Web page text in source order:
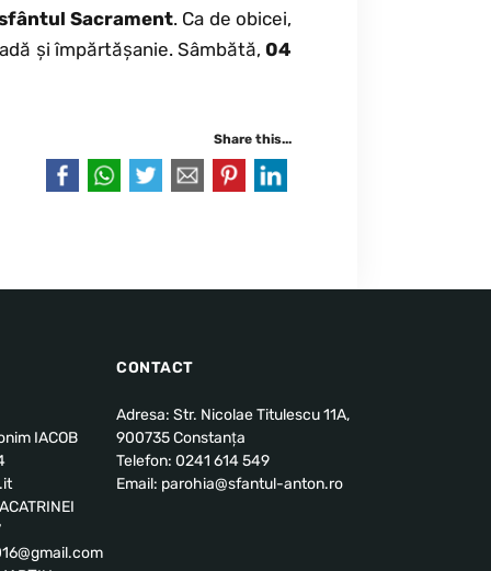
Sacrament. Ca de obicei,
și împărtășanie. Sâmbătă, 04
Share this...
IACOB
CONTACT
Adresa: Str. Nicolae Titulescu 11A,
900735 Constanța
Telefon: 0241 614 549
Email: parohia@sfantul-anton.ro